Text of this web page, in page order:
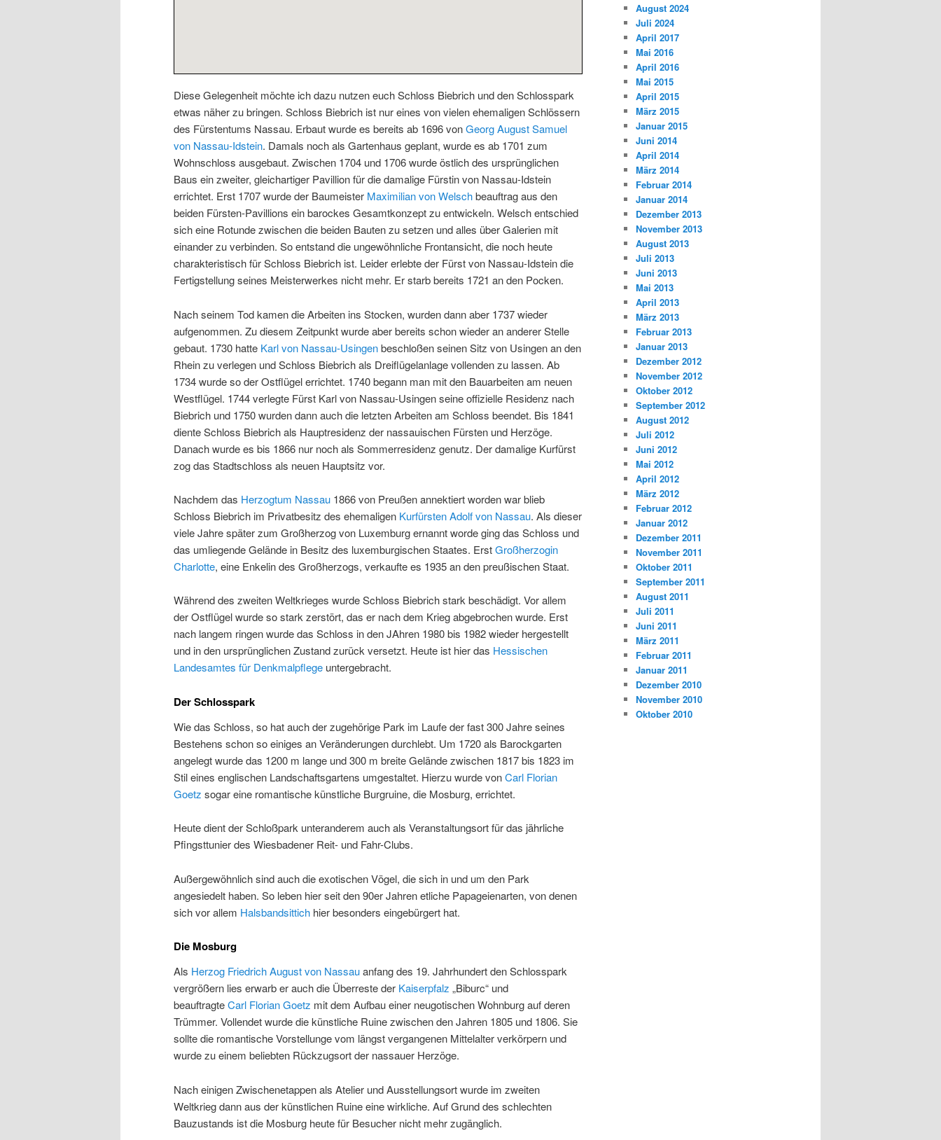
Diese Gelegenheit möchte ich dazu nutzen euch Schloss Biebrich und den Schlosspark
etwas näher zu bringen. Schloss Biebrich ist nur eines von vielen ehemaligen Schlössern
des Fürstentums Nassau. Erbaut wurde es bereits ab 1696 vonGeorg August Samuel
von Nassau-Idstein. Damals noch als Gartenhaus geplant, wurde es ab 1701 zum
Wohnschloss ausgebaut. Zwischen 1704 und 1706 wurde östlich des ursprünglichen
Baus ein zweiter, gleichartiger Pavillion für die damalige Fürstin von Nassau-Idstein
errichtet. Erst 1707 wurde der Baumeister Maximilian von Welschbeauftrag aus den
beiden Fürsten-Pavillions ein barockes Gesamtkonzept zu entwickeln. Welsch entschied
sich eine Rotunde zwischen die beiden Bauten zu setzen und alles über Galerien mit
einander zu verbinden. So entstand die ungewöhnliche Frontansicht, die noch heute
charakteristisch für Schloss Biebrich ist. Leider erlebte der Fürst von Nassau-Idstein die
Fertigstellung seines Meisterwerkes nicht mehr. Er starb bereits 1721 an den Pocken.
Nach seinem Tod kamen die Arbeiten ins Stocken, wurden dann aber 1737 wieder
aufgenommen. Zu diesem Zeitpunkt wurde aber bereits schon wieder an anderer Stelle
gebaut. 1730 hatte Karl von Nassau-Usingenbeschloßen seinen Sitz von Usingen an den
Rhein zu verlegen und Schloss Biebrich als Dreiflügelanlage vollenden zu lassen. Ab
1734 wurde so der Ostflügel errichtet. 1740 begann man mit den Bauarbeiten am neuen
Westflügel. 1744 verlegte Fürst Karl von Nassau-Usingen seine offizielle Residenz nach
Biebrich und 1750 wurden dann auch die letzten Arbeiten am Schloss beendet. Bis 1841
diente Schloss Biebrich als Hauptresidenz der nassauischen Fürsten und Herzöge.
Danach wurde es bis 1866 nur noch als Sommerresidenz genutz. Der damalige Kurfürst
zog das Stadtschloss als neuen Hauptsitz vor.
Nachdem das Herzogtum Nassau 1866 von Preußen annektiert worden war blieb
Schloss Biebrich im Privatbesitz des ehemaligen Kurfürsten Adolf von Nassau. Als dieser
viele Jahre später zum Großherzog von Luxemburg ernannt worde ging das Schloss und
das umliegende Gelände in Besitz des luxemburgischen Staates. ErstGroßherzogin
Charlotte, eine Enkelin des Großherzogs, verkaufte es 1935 an den preußischen Staat.
Während des zweiten Weltkrieges wurde Schloss Biebrich stark beschädigt. Vor allem
der Ostflügel wurde so stark zerstört, das er nach dem Krieg abgebrochen wurde. Erst
nach langem ringen wurde das Schloss in den JAhren 1980 bis 1982 wieder hergestellt
und in den ursprünglichen Zustand zurück versetzt. Heute ist hier das Hessischen
Landesamtes für Denkmalpflege untergebracht.
Der Schlosspark
Wie das Schloss, so hat auch der zugehörige Park im Laufe der fast 300 Jahre seines
Bestehens schon so einiges an Veränderungen durchlebt. Um 1720 als Barockgarten
angelegt wurde das 1200 m lange und 300 m breite Gelände zwischen 1817 bis 1823 im
Stil eines englischen Landschaftsgartens umgestaltet. Hierzu wurde vonCarl Florian
Goetz sogar eine romantische künstliche Burgruine, die Mosburg, errichtet.
Heute dient der Schloßpark unteranderem auch als Veranstaltungsort für das jährliche
Pfingsttunier des Wiesbadener Reit- und Fahr-Clubs.
Außergewöhnlich sind auch die exotischen Vögel, die sich in und um den Park
angesiedelt haben. So leben hier seit den 90er Jahren etliche Papageienarten, von denen
sich vor allem Halsbandsittich hier besonders eingebürgert hat.
Die Mosburg
Als Herzog Friedrich August von Nassauanfang des 19. Jahrhundert den Schlosspark
vergrößern lies erwarb er auch die Überreste der Kaiserpfalz „Biburc“ und
beauftragteCarl Florian Goetz mit dem Aufbau einer neugotischen Wohnburg auf deren
Trümmer. Vollendet wurde die künstliche Ruine zwischen den Jahren 1805 und 1806. Sie
sollte die romantische Vorstellunge vom längst vergangenen Mittelalter verkörpern und
wurde zu einem beliebten Rückzugsort der nassauer Herzöge.
Nach einigen Zwischenetappen als Atelier und Ausstellungsort wurde im zweiten
Weltkrieg dann aus der künstlichen Ruine eine wirkliche. Auf Grund des schlechten
Bauzustands ist die Mosburg heute für Besucher nicht mehr zugänglich.
August 2024
Juli 2024
April 2017
Mai 2016
April 2016
Mai 2015
April 2015
März 2015
Januar 2015
Juni 2014
April 2014
März 2014
Februar 2014
Januar 2014
Dezember 2013
November 2013
August 2013
Juli 2013
Juni 2013
Mai 2013
April 2013
März 2013
Februar 2013
Januar 2013
Dezember 2012
November 2012
Oktober 2012
September 2012
August 2012
Juli 2012
Juni 2012
Mai 2012
April 2012
März 2012
Februar 2012
Januar 2012
Dezember 2011
November 2011
Oktober 2011
September 2011
August 2011
Juli 2011
Juni 2011
März 2011
Februar 2011
Januar 2011
Dezember 2010
November 2010
Oktober 2010